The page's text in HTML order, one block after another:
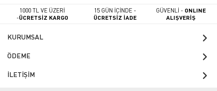
1000 TL VE ÜZERİ
-ÜCRETSİZ KARGO
15 GÜN İÇİNDE -
ÜCRETSİZ İADE
GÜVENLİ - ONLINE
ALIŞVERİŞ
KURUMSAL
ÖDEME
İLETİŞİM